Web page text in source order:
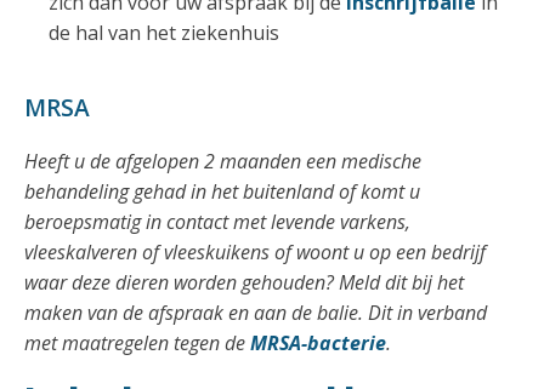
de hal van het ziekenhuis
MRSA
Heeft u de afgelopen 2 maanden een medische
behandeling gehad in het buitenland of komt u
beroepsmatig in contact met levende varkens,
vleeskalveren of vleeskuikens of woont u op een bedrijf
waar deze dieren worden gehouden? Meld dit bij het
maken van de afspraak en aan de balie. Dit in verband
met maatregelen tegen deMRSA-bacterie.